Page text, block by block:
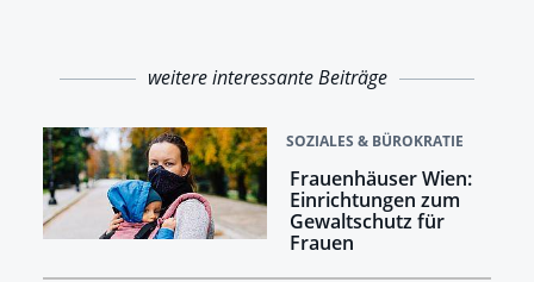
weitere interessante Beiträge
SOZIALES & BÜROKRATIE
Frauenhäuser Wien:
Einrichtungen zum
Gewaltschutz für
Frauen